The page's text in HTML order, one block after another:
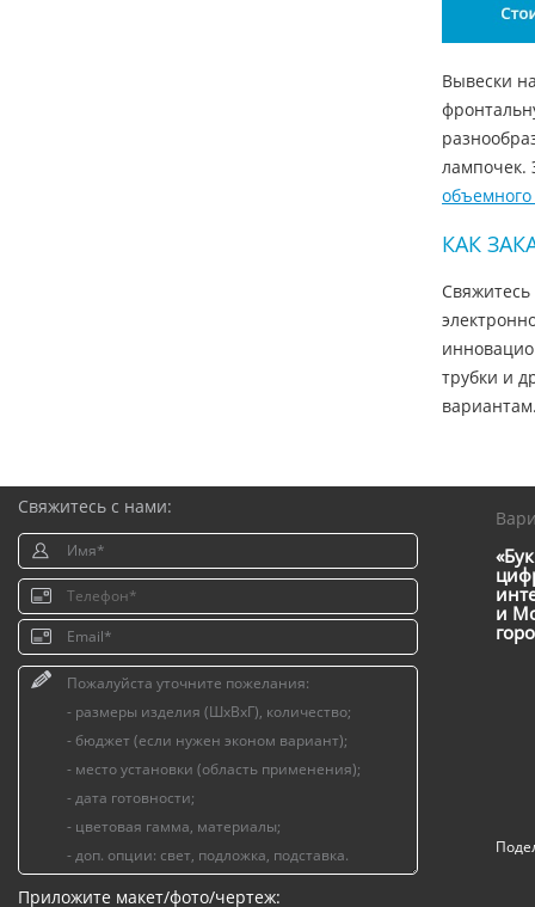
Вывески
лампочек.
объемного
КАК
трубки и
Свяжитесь с нами:
Приложите макет/фото/чертеж:
и